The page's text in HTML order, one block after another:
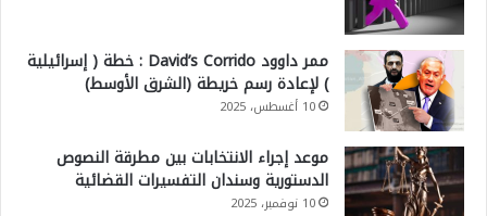
ممر داوود David’s Corrido : خطة ( إسرائيلية
) لإعادة رسم خريطة (الشرق الأوسط)
10 أغسطس، 2025
موعد إجراء الانتخابات بين مطرقة النصوص
الدستورية وسندان التفسيرات القضائية
10 نوفمبر، 2025